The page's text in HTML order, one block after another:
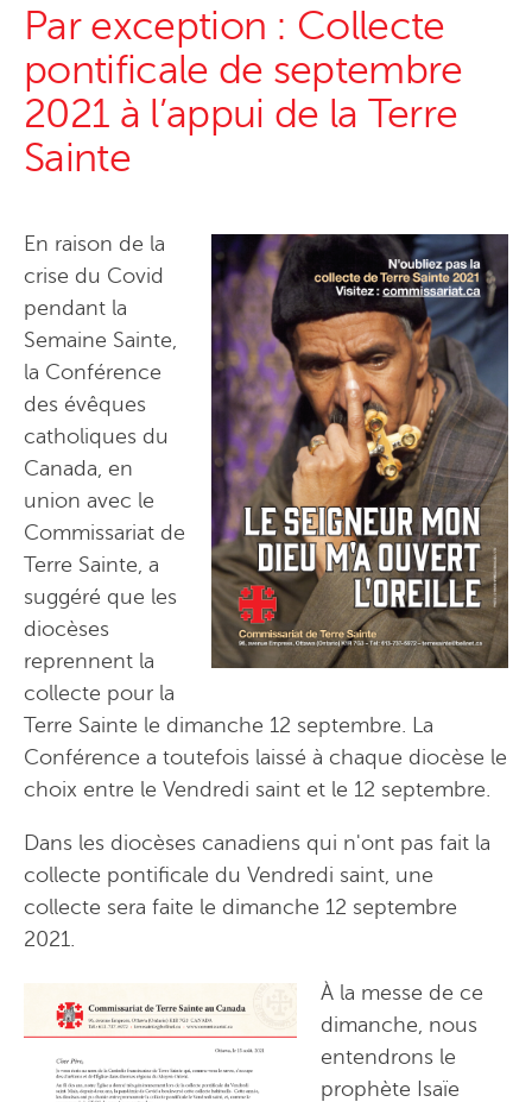
Par exception : Collecte
pontificale de septembre
2021 à l’appui de la Terre
Sainte
En raison de la
crise du Covid
pendant la
Semaine Sainte,
la Conférence
des évêques
catholiques du
Canada, en
union avec le
Commissariat de
Terre Sainte, a
suggéré que les
diocèses
reprennent la
collecte pour la
Terre Sainte le dimanche 12 septembre. La
Conférence a toutefois laissé à chaque diocèse le
choix entre le Vendredi saint et le 12 septembre.
Dans les diocèses canadiens qui n'ont pas fait la
collecte pontificale du Vendredi saint, une
collecte sera faite le dimanche 12 septembre
2021.
À la messe de ce
dimanche, nous
entendrons le
prophète Isaïe